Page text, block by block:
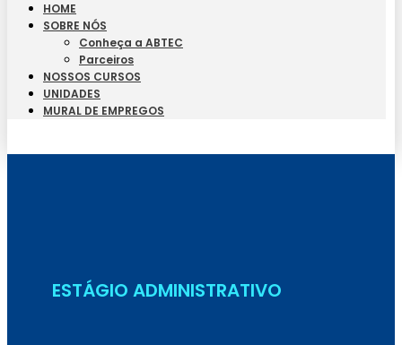
HOME
SOBRE NÓS
Conheça a ABTEC
Parceiros
NOSSOS CURSOS
UNIDADES
MURAL DE EMPREGOS
ESTÁGIO ADMINISTRATIVO